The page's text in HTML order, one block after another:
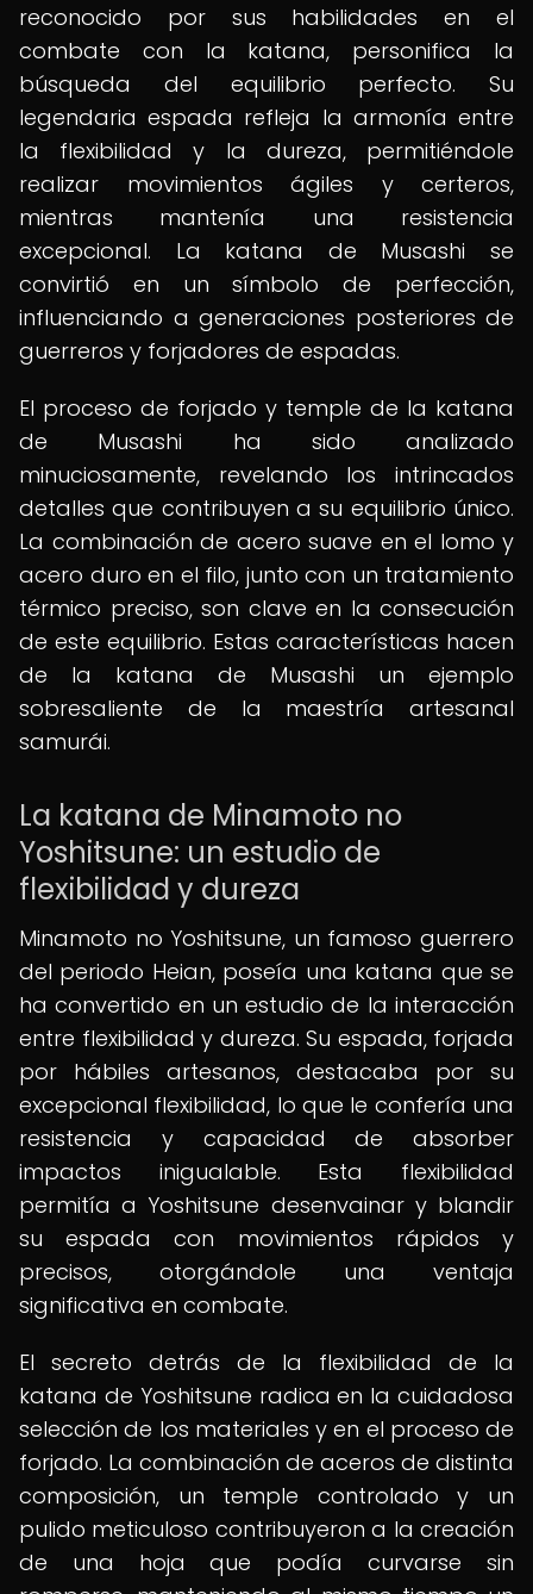
reconocido por sus habilidades en el
combate con la katana, personifica la
búsqueda del equilibrio perfecto. Su
legendaria espada refleja la armonía entre
la flexibilidad y la dureza, permitiéndole
realizar movimientos ágiles y certeros,
mientras mantenía una resistencia
excepcional. La katana de Musashi se
convirtió en un símbolo de perfección,
influenciando a generaciones posteriores de
guerreros y forjadores de espadas.
El proceso de forjado y temple de la katana
de Musashi ha sido analizado
minuciosamente, revelando los intrincados
detalles que contribuyen a su equilibrio único.
La combinación de acero suave en el lomo y
acero duro en el filo, junto con un tratamiento
térmico preciso, son clave en la consecución
de este equilibrio. Estas características hacen
de la katana de Musashi un ejemplo
sobresaliente de la maestría artesanal
samurái.
La katana de Minamoto no
Yoshitsune: un estudio de
flexibilidad y dureza
Minamoto no Yoshitsune, un famoso guerrero
del periodo Heian, poseía una katana que se
ha convertido en un estudio de la interacción
entre flexibilidad y dureza. Su espada, forjada
por hábiles artesanos, destacaba por su
excepcional flexibilidad, lo que le confería una
resistencia y capacidad de absorber
impactos inigualable. Esta flexibilidad
permitía a Yoshitsune desenvainar y blandir
su espada con movimientos rápidos y
precisos, otorgándole una ventaja
significativa en combate.
El secreto detrás de la flexibilidad de la
katana de Yoshitsune radica en la cuidadosa
selección de los materiales y en el proceso de
forjado. La combinación de aceros de distinta
composición, un temple controlado y un
pulido meticuloso contribuyeron a la creación
de una hoja que podía curvarse sin